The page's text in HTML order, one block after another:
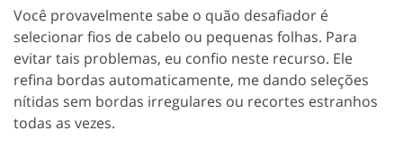
Você provavelmente sabe o quão desafiador é
selecionar fios de cabelo ou pequenas folhas. Para
evitar tais problemas, eu confio neste recurso. Ele
refina bordas automaticamente, me dando seleções
nítidas sem bordas irregulares ou recortes estranhos
todas as vezes.